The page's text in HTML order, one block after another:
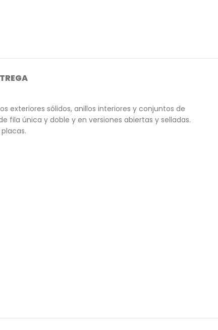
exteriores sólidos, anillos interiores y conjuntos de
fila única y doble y en versiones abiertas y selladas.